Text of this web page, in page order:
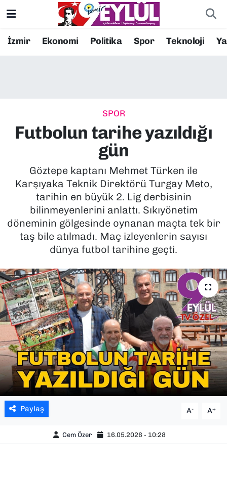
İzmir Ekonomi Politika Spor Teknoloji
SPOR
Futbolun tarihe yazıldığı
gün
Göztepe kaptanı Mehmet Türken ile
Karşıyaka Teknik Direktörü Turgay Meto,
tarihin en büyük 2. Lig derbisinin
bilinmeyenlerini anlattı. Sıkıyönetim
döneminin gölgesinde oynanan maçta tek bir
taş bile atılmadı. Maç izleyenlerin sayısı
dünya futbol tarihine geçti.
Paylaş A- A+
Cem Özer 16.05.2026 - 10:28
Resmi İlanlar
EKONOMİ
KÜLTÜR SANAT
MAGAZİN
POLİTİKA
SAĞLIK
SPOR
TEKNOLOJİ
YAŞAM
YEREL YÖNETİMLER
Konak Nöbetçi Eczaneler
Süper Lig Puan Durumu ve Fikstür
Tüm Manşetler
Son Dakika Haberleri
Haber Arşivi